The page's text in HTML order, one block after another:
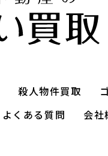
殺人物件買取
よくある質問 会社